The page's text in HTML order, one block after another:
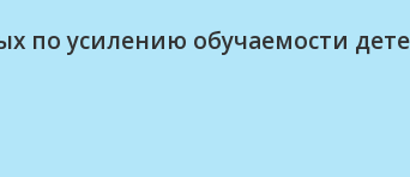
по усилению обучаемости